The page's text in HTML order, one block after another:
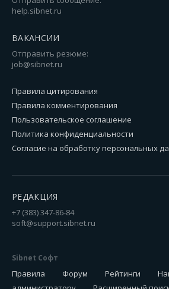
help.sibnet.ru
ВАКАНСИИ
Отправить резюме:
job@sibnet.ru
Правила цитирования
Правила комментирования
Пользовательское соглашение
Политика конфиденциальности
Согласие на обработку персональных
РЕДАКЦИЯ
+7 (383) 347-86-84
soft@support.sibnet.ru
Sibnet Софт
Правила Форум Рейтинги